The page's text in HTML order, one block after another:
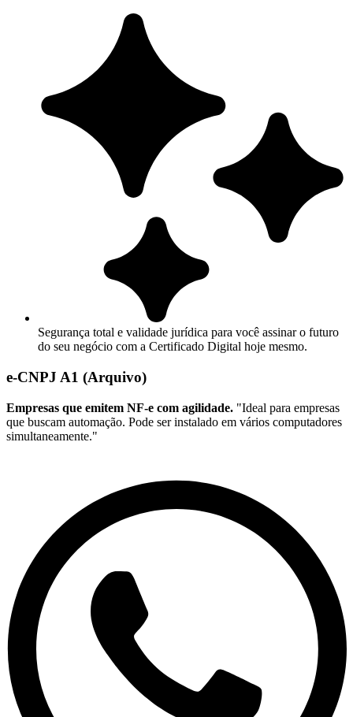
Segurança total e validade jurídica para você assinar o futuro
do seu negócio com a Certificado Digital hoje mesmo.
e-CNPJ A1 (Arquivo)
Empresas que emitem NF-e com agilidade. "Ideal para empresas
que buscam automação. Pode ser instalado em vários computadores
simultaneamente."